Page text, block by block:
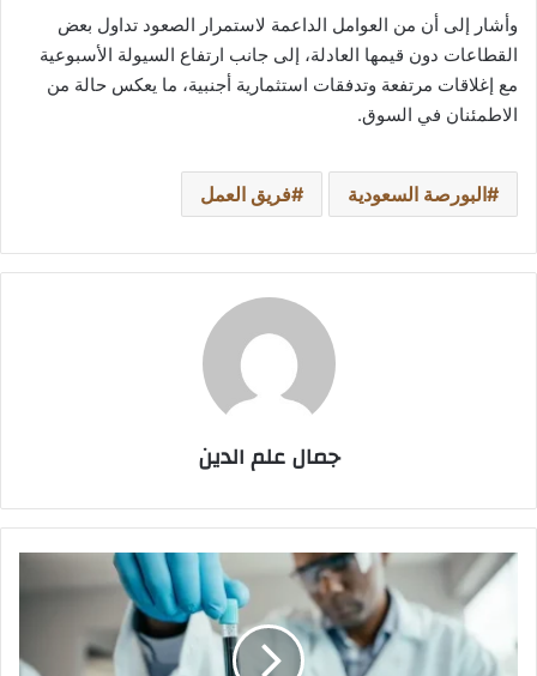
وأشار إلى أن من العوامل الداعمة لاستمرار الصعود تداول بعض
القطاعات دون قيمها العادلة، إلى جانب ارتفاع السيولة الأسبوعية
مع إغلاقات مرتفعة وتدفقات استثمارية أجنبية، ما يعكس حالة من
الاطمئنان في السوق.
البورصة السعودية فريق العمل
جمال علم الدين
دواء
رخيص
جرعات
الإنسولين